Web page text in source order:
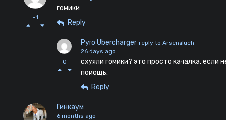
-1
гомики
Reply
0
Pyro Ubercharger reply to Arsenaluch
26 days ago
схуяли гомики? это просто качалка.
помощь.
Reply
Гинкаум
6 months ago